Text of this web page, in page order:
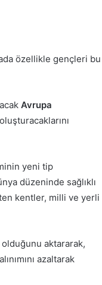
özellikle gençleri bu
Avrupa
yeni tip
düzeninde sağlıklı
kentler, milli ve yerli
aktararak,
azaltarak